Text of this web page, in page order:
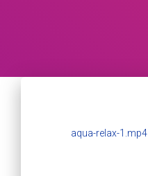
aqua-relax-1.mp4